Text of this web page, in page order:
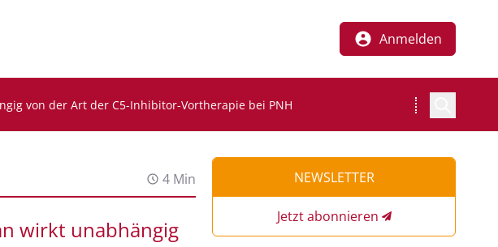
Anmelden
von der Art der C5-Inhibitor-Vortherapie bei PNH
4 Min
wirkt unabhängig
NEWSLETTER
Jetzt abonnieren